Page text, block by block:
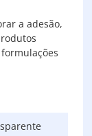
a adesão,